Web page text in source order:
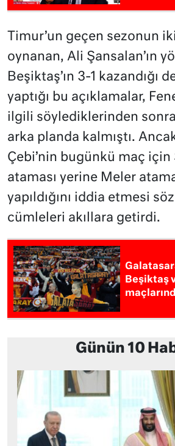
Timur’un geçen sezonun
oynanan, Ali Şansalan’ın
Beşiktaş’ın 3-1 kazandığı
yaptığı bu açıklamalar,
ilgili söylediklerinden
arka planda kalmıştı.
Çebi’nin bugünkü maç için
ataması yerine Meler
yapıldığını iddia etmesi
cümleleri akıllara getirdi.
Beşiktaş
Günün 10